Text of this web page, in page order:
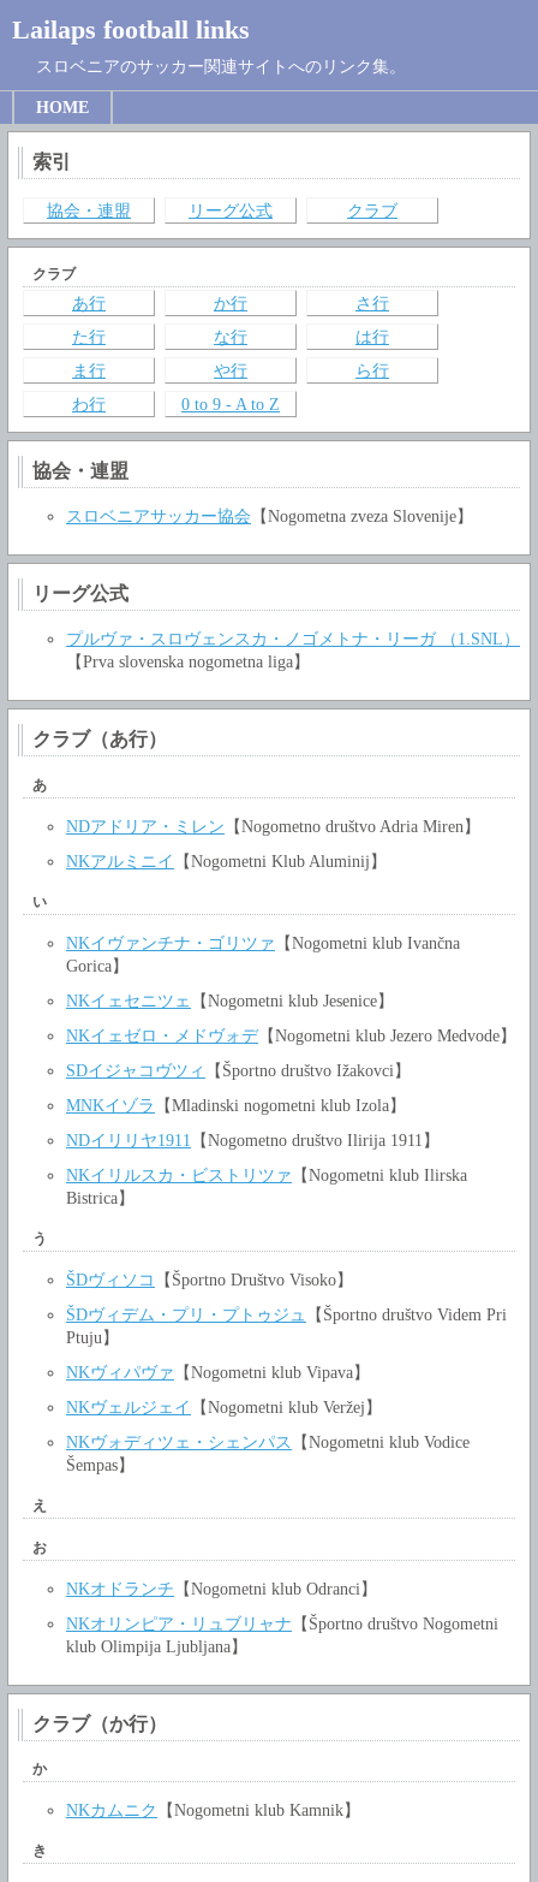
Lailaps football links
スロベニアのサッカー関連サイトへのリンク集。
HOME
索引
協会・連盟 リーグ公式 クラブ
クラブ
あ行 か行
さ行
た行
な行
は行
ま行
や行
ら行
わ行
0 to 9 - A to Z
協会・連盟
スロベニアサッカー協会 【Nogometna zveza Slovenije】
リーグ公式
プルヴァ・スロヴェンスカ・ノゴメトナ・リーガ （1.SNL）
【Prva slovenska nogometna liga】
クラブ（あ行）
あ
NDアドリア・ミレン 【Nogometno društvo Adria Miren】
NKアルミニイ
【Nogometni Klub Aluminij】
い
NKイヴァンチナ・ゴリツァ 【Nogometni klub Ivančna
Gorica】
NKイェセニツェ
【Nogometni klub Jesenice】
NKイェゼロ・メドヴォデ【Nogometni klub Jezero Medvode】
SDイジャコヴツィ
【Športno društvo Ižakovci】
MNKイゾラ
【Mladinski nogometni klub Izola】
NDイリリヤ1911
【Nogometno društvo Ilirija 1911】
NKイリルスカ・ビストリツァ 【Nogometni klub Ilirska
Bistrica】
う
ŠDヴィソコ
【Športno Društvo Visoko】
ŠDヴィデム・プリ・プトゥジュ
【Športno društvo Videm Pri
Ptuju】
NKヴィパヴァ 【Nogometni klub Vipava】
NKヴェルジェイ
【Nogometni klub Veržej】
NKヴォディツェ・シェンパス
【Nogometni klub Vodice
Šempas】
え
お
NKオドランチ 【Nogometni klub Odranci】
NKオリンピア・リュブリャナ 【Športno društvo Nogometni
klub Olimpija Ljubljana】
クラブ（か行）
か
NKカムニク 【Nogometni klub Kamnik】
き